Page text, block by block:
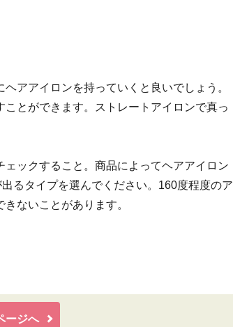
アアイロンを持っていくと良いでしょう。
とができます。ストレートアイロンで真っ
ックすること。商品によってヘアアイロン
るタイプを選んでください。160度程度のア
ないことがあります。
ージへ